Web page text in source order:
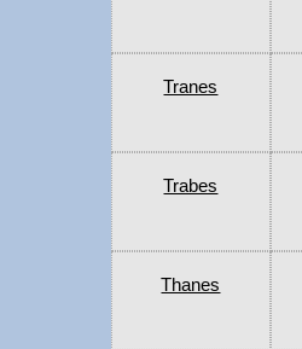
Tranes
Trabes
Thanes